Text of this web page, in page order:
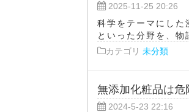
2025-11-25 20:26
科学をテーマにした
といった分野を、
カテゴリ 未分類
無添加化粧品は危
2024-5-23 22:16